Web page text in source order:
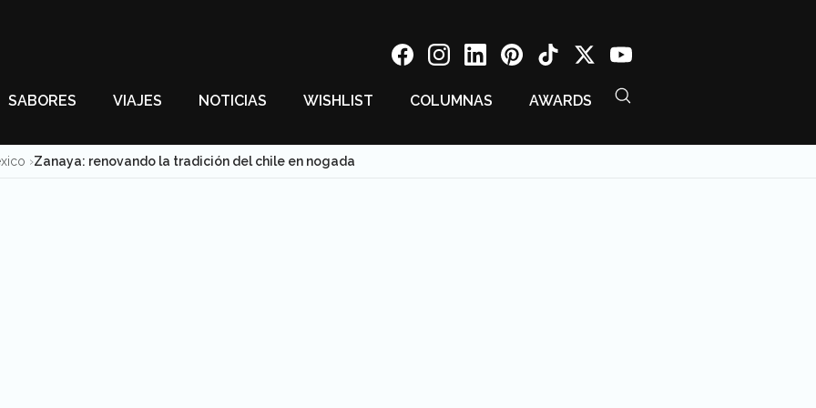
SABORES VIAJES NOTICIAS WISHLIST COLUMNAS AWARDS
Zanaya: renovando la tradición del chile en nogada